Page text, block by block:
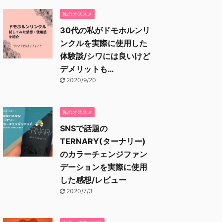
私のオススメ
30代の私がドモホルンリ
ンクルを実際に使用した
体験談/シワには良いけど
デメリットも…
2020/9/20
私のオススメ
SNSで話題の
TERNARY(ターナリー)
のカラーチェンジファン
デーションを実際に使用
した感想/レビュー
2020/7/3